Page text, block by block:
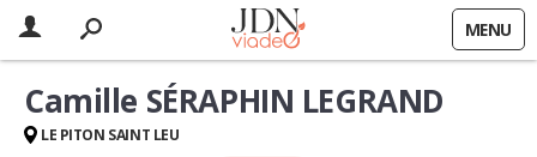
MENU
Camille SÉRAPHIN LEGRAND
LE PITON SAINT LEU